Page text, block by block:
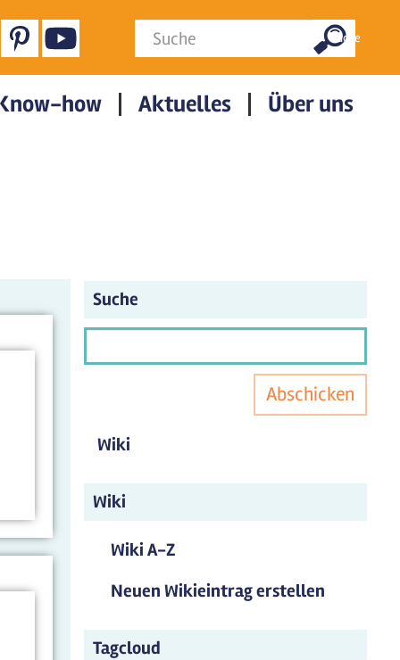
Suchformular Suche
how Aktuelles Über uns
Suche
Abschicken
Wiki
Wiki
Wiki A-Z
Neuen Wikieintrag erstellen
Tagcloud